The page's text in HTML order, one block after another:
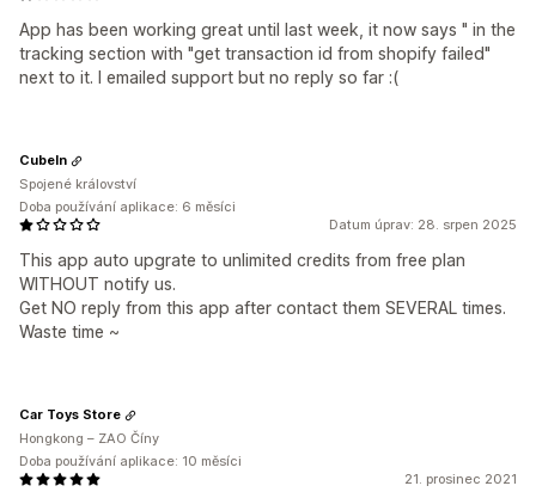
App has been working great until last week, it now says " in the
tracking section with "get transaction id from shopify failed"
next to it. I emailed support but no reply so far :(
Datum úprav: 28. srpen 2025
This app auto upgrate to unlimited credits from free plan
WITHOUT notify us.
Get NO reply from this app after contact them SEVERAL times.
Waste time ~
CubeIn
Spojené království
Doba používání aplikace: 6 měsíci
21. prosinec 2021
Car Toys Store
Hongkong – ZAO Číny
Doba používání aplikace: 10 měsíci